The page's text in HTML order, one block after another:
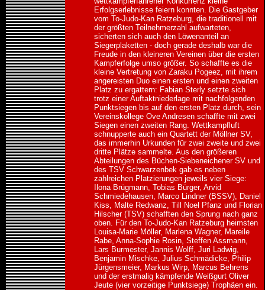
Erfolgserlebnisse feiern konnten. Die Gastgeber
vom To-Judo-Kan Ratzeburg, die traditionell mit
der größten Teilnehmerzahl aufwarteten,
sicherten sich auch den Löwenanteil an
Siegerplaketten - doch gerade deshalb war die
Freude in den kleineren Vereinen über die ersten
Kampferfolge umso größer. So schaffte es die
kleine Vertretung von Zaraku Pogeez, mit ihrem
angereisten Duo einen ersten und einen zweiten
Platz zu ergattern: Fabian Sterly setzte sich
trotz einer Auftaktniederlage mit nachfolgenden
Punktsiegen bis auf den ersten Platz durch, sein
Vereinskollege Ove Andresen schaffte mit zwei
Siegen einen zweiten Rang. Wettkampfluft
schnupperte auch ein Quartett der Möllner SV,
das immerhin Urkunden für zwei zweite und zwei
dritte Plätze sammelte. Aus den größeren
Abteilungen des Büchen-Siebeneichener SV und
des TSV Schwarzenbek gab es neben
zahlreichen Platzierungen jeweils vier Siege:
Ilona Brügmann, Tobias Bürger, Arvid
Schmiedehausen, Marco Lindner (BSSV), Daniel
Kiss, Malte Redwanz, Till Noel Pfanz und Florian
Hilscher (TSV) schafften den Sprung nach ganz
oben. Für den To-Judo-Kan Ratzeburg heimsten
Louisa-Marie Möller, Marlena Wagner, Mareile
Rabe, Anna-Sophie Rosin, Steffen Assmann,
Lars Burmester, Jannis Wolff, Juri Ladwig,
Benjamin Mischke, Julius Schmädicke, Philip
Jürgensmeier, Markus Wirp, Marcus Behrens
und der erstmalig kämpfende Weißgurt Oliver
Jeute (vier vorzeitige Punktsiege) Trophäen ein.